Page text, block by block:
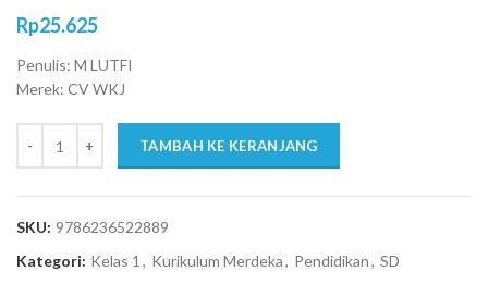
Rp25.625
Penulis: M LUTFI
Merek: CV WKJ
TAMBAH KE KERANJANG
SKU: 9786236522889
Kategori: Kelas 1 , Kurikulum Merdeka, Pendidikan, SD